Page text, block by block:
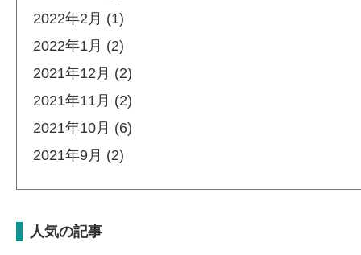
2022年2月 (1)
2022年1月 (2)
2021年12月 (2)
2021年11月 (2)
2021年10月 (6)
2021年9月 (2)
人気の記事